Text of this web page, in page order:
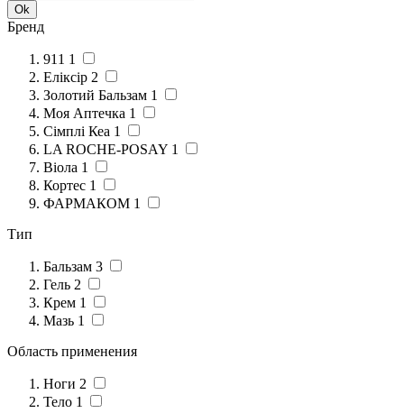
Ok
Бренд
911 1
Еліксір 2
Золотий Бальзам 1
Моя Аптечка 1
Сімплі Кеа 1
LA ROCHE-POSAY 1
Віола 1
Кортес 1
ФАРМАКОМ 1
Тип
Бальзам 3
Гель 2
Крем 1
Мазь 1
Область применения
Ноги 2
Тело 1